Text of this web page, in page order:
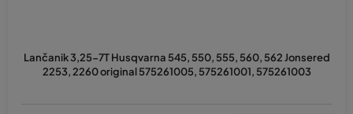
Lančanik 3,25-7T Husqvarna 545, 550, 555, 560, 562 Jonsered
2253, 2260 original 575261005, 575261001, 575261003